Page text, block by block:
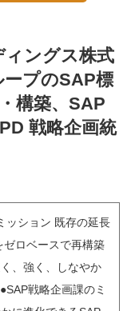
ングス株式
プのSAP標
構築、SAP
戦略企画統
ッション 既存の延長
ロベースで再構築
、強く、しなやか
戦略企画課のミ